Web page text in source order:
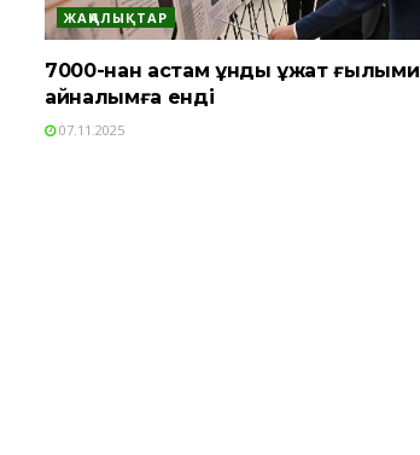
ЖАҢАЛЫҚТАР
7000-нан астам құнды құжат ғылыми
айналымға енді
07.11.2025